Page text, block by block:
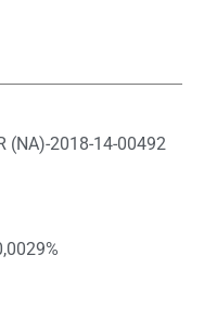
(NA)-2018-14-00492